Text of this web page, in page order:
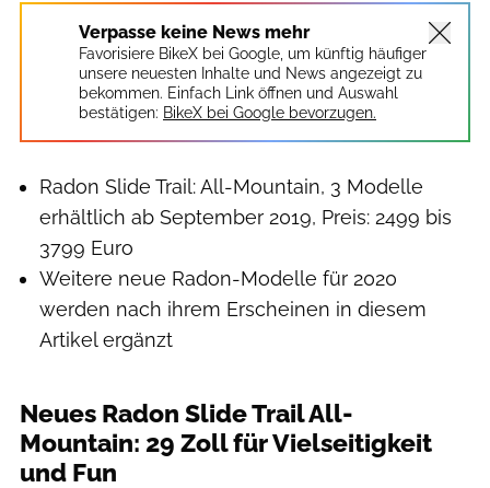
Verpasse keine News mehr
Favorisiere BikeX bei Google, um künftig häufiger
unsere neuesten Inhalte und News angezeigt zu
bekommen. Einfach Link öffnen und Auswahl
bestätigen: BikeX bei Google bevorzugen.
Radon Slide Trail: All-Mountain, 3 Modelle
erhältlich ab September 2019, Preis: 2499 bis
3799 Euro
Weitere neue Radon-Modelle für 2020
werden nach ihrem Erscheinen in diesem
Artikel ergänzt
Neues Radon Slide Trail All-
Mountain: 29 Zoll für Vielseitigkeit
und Fun